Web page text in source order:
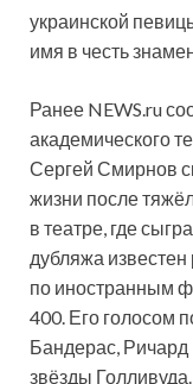
украинской
имя в честь
Ранее NEWS.ru
академического
Сергей Смирнов
жизни после
в театре, где
дубляжа
по иностранным
400. Его голосом
Бандерас, Ричард
звёзды Голливуда.